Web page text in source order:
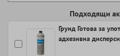
Подходящи
Грунд Готова за
адхезивна